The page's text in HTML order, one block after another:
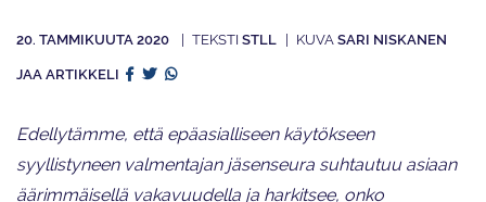
20. TAMMIKUUTA 2020 STLL SARI NISKANEN
JAA ARTIKKELI
Edellytämme, että epäasialliseen käytökseen
syyllistyneen valmentajan jäsenseura suhtautuu asiaan
äärimmäisellä vakavuudella ja harkitsee, onko